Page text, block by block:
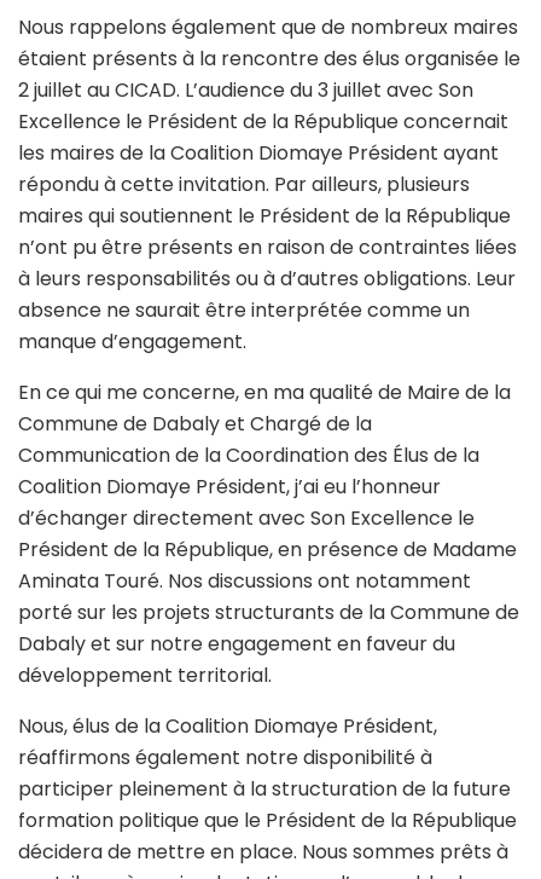
Nous rappelons également que de nombreux maires
étaient présents à la rencontre des élus organisée le
2 juillet au CICAD. L’audience du 3 juillet avec Son
Excellence le Président de la République concernait
les maires de la Coalition Diomaye Président ayant
répondu à cette invitation. Par ailleurs, plusieurs
maires qui soutiennent le Président de la République
n’ont pu être présents en raison de contraintes liées
à leurs responsabilités ou à d’autres obligations. Leur
absence ne saurait être interprétée comme un
manque d’engagement.
En ce qui me concerne, en ma qualité de Maire de la
Commune de Dabaly et Chargé de la
Communication de la Coordination des Élus de la
Coalition Diomaye Président, j’ai eu l’honneur
d’échanger directement avec Son Excellence le
Président de la République, en présence de Madame
Aminata Touré. Nos discussions ont notamment
porté sur les projets structurants de la Commune de
Dabaly et sur notre engagement en faveur du
développement territorial.
Nous, élus de la Coalition Diomaye Président,
réaffirmons également notre disponibilité à
participer pleinement à la structuration de la future
formation politique que le Président de la République
décidera de mettre en place. Nous sommes prêts à